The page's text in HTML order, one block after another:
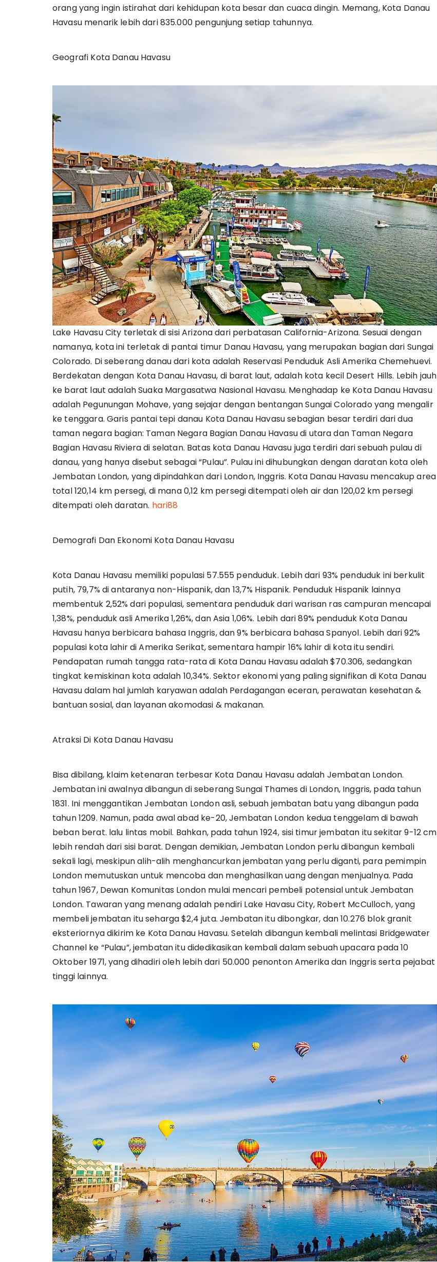
orang yang ingin istirahat dari kehidupan kota besar dan cuaca dingin. Memang, Kota Danau
Havasu menarik lebih dari 835.000 pengunjung setiap tahunnya.
Geografi Kota Danau Havasu
Lake Havasu City terletak di sisi Arizona dari perbatasan California-Arizona. Sesuai dengan
namanya, kota ini terletak di pantai timur Danau Havasu, yang merupakan bagian dari Sungai
Colorado. Di seberang danau dari kota adalah Reservasi Penduduk Asli Amerika Chemehuevi.
Berdekatan dengan Kota Danau Havasu, di barat laut, adalah kota kecil Desert Hills. Lebih jauh
ke barat laut adalah Suaka Margasatwa Nasional Havasu. Menghadap ke Kota Danau Havasu
adalah Pegunungan Mohave, yang sejajar dengan bentangan Sungai Colorado yang mengalir
ke tenggara. Garis pantai tepi danau Kota Danau Havasu sebagian besar terdiri dari dua
taman negara bagian: Taman Negara Bagian Danau Havasu di utara dan Taman Negara
Bagian Havasu Riviera di selatan. Batas kota Danau Havasu juga terdiri dari sebuah pulau di
danau, yang hanya disebut sebagai “Pulau”. Pulau ini dihubungkan dengan daratan kota oleh
Jembatan London, yang dipindahkan dari London, Inggris. Kota Danau Havasu mencakup area
total 120,14 km persegi, di mana 0,12 km persegi ditempati oleh air dan 120,02 km persegi
ditempati oleh daratan. hari88
Demografi Dan Ekonomi Kota Danau Havasu
Kota Danau Havasu memiliki populasi 57.555 penduduk. Lebih dari 93% penduduk ini berkulit
putih, 79,7% di antaranya non-Hispanik, dan 13,7% Hispanik. Penduduk Hispanik lainnya
membentuk 2,52% dari populasi, sementara penduduk dari warisan ras campuran mencapai
1,38%, penduduk asli Amerika 1,26%, dan Asia 1,06%. Lebih dari 89% penduduk Kota Danau
Havasu hanya berbicara bahasa Inggris, dan 9% berbicara bahasa Spanyol. Lebih dari 92%
populasi kota lahir di Amerika Serikat, sementara hampir 16% lahir di kota itu sendiri.
Pendapatan rumah tangga rata-rata di Kota Danau Havasu adalah $70.306, sedangkan
tingkat kemiskinan kota adalah 10,34%. Sektor ekonomi yang paling signifikan di Kota Danau
Havasu dalam hal jumlah karyawan adalah Perdagangan eceran, perawatan kesehatan &
bantuan sosial, dan layanan akomodasi & makanan.
Atraksi Di Kota Danau Havasu
Bisa dibilang, klaim ketenaran terbesar Kota Danau Havasu adalah Jembatan London.
Jembatan ini awalnya dibangun di seberang Sungai Thames di London, Inggris, pada tahun
1831. Ini menggantikan Jembatan London asli, sebuah jembatan batu yang dibangun pada
tahun 1209. Namun, pada awal abad ke-20, Jembatan London kedua tenggelam di bawah
beban berat. lalu lintas mobil. Bahkan, pada tahun 1924, sisi timur jembatan itu sekitar 9-12 cm
lebih rendah dari sisi barat. Dengan demikian, Jembatan London perlu dibangun kembali
sekali lagi, meskipun alih-alih menghancurkan jembatan yang perlu diganti, para pemimpin
London memutuskan untuk mencoba dan menghasilkan uang dengan menjualnya. Pada
tahun 1967, Dewan Komunitas London mulai mencari pembeli potensial untuk Jembatan
London. Tawaran yang menang adalah pendiri Lake Havasu City, Robert McCulloch, yang
membeli jembatan itu seharga $2,4 juta. Jembatan itu dibongkar, dan 10.276 blok granit
eksteriornya dikirim ke Kota Danau Havasu. Setelah dibangun kembali melintasi Bridgewater
Channel ke “Pulau”, jembatan itu didedikasikan kembali dalam sebuah upacara pada 10
Oktober 1971, yang dihadiri oleh lebih dari 50.000 penonton Amerika dan Inggris serta pejabat
tinggi lainnya.